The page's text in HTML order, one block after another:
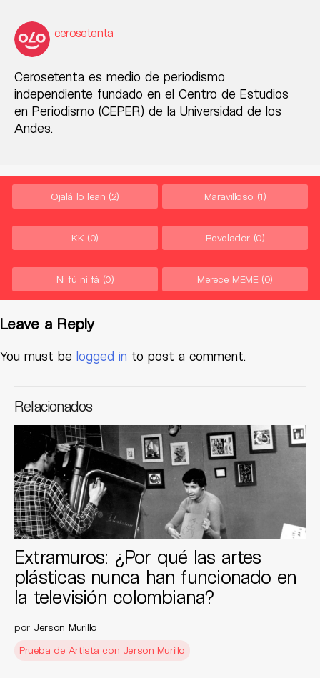
cerosetenta
Cerosetenta es medio de periodismo
independiente fundado en el Centro de Estudios
en Periodismo (CEPER) de la Universidad de los
Andes.
Ojalá lo lean (2) Maravilloso (1)
KK (0) Revelador (0)
Ni fú ni fá (0) Merece MEME (0)
Leave a Reply
You must be logged in to post a comment.
Relacionados
Extramuros: ¿Por qué las artes
plásticas nunca han funcionado en
la televisión colombiana?
por Jerson Murillo
Prueba de Artista con Jerson Murillo